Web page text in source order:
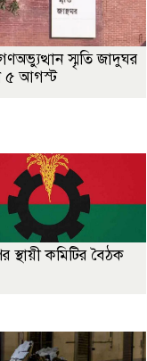
স্মৃতি জাদুঘর
৫ আগস্ট
স্থায়ী কমিটির বৈঠক